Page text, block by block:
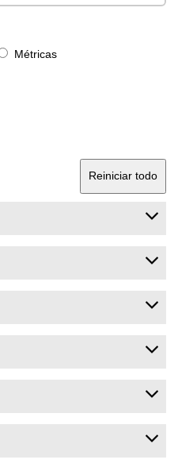
Métricas
Reiniciar todo